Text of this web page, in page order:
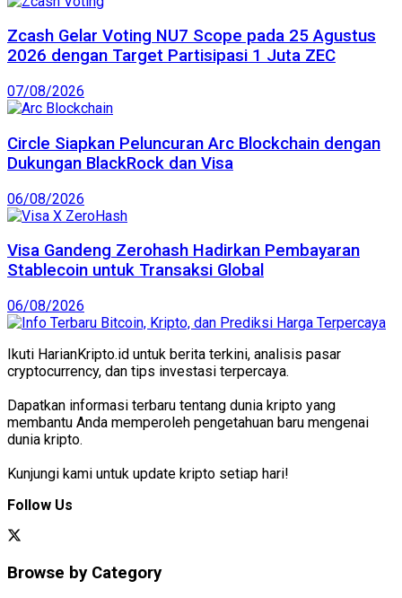
Zcash Gelar Voting NU7 Scope pada 25 Agustus
2026 dengan Target Partisipasi 1 Juta ZEC
07/08/2026
Circle Siapkan Peluncuran Arc Blockchain dengan
Dukungan BlackRock dan Visa
06/08/2026
Visa Gandeng Zerohash Hadirkan Pembayaran
Stablecoin untuk Transaksi Global
06/08/2026
Ikuti HarianKripto.id untuk berita terkini, analisis pasar
cryptocurrency, dan tips investasi terpercaya.
Dapatkan informasi terbaru tentang dunia kripto yang
membantu Anda memperoleh pengetahuan baru mengenai
dunia kripto.
Kunjungi kami untuk update kripto setiap hari!
Follow Us
Browse by Category